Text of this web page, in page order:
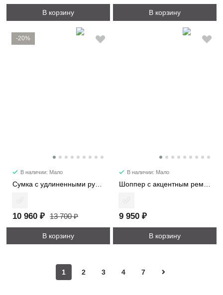
В корзину В корзину
-20%
В наличии: Мало
10 960 ₽ 13 700 ₽
В корзину
В наличии: Мало
9 950 ₽
В корзину
1 2 3 4 7